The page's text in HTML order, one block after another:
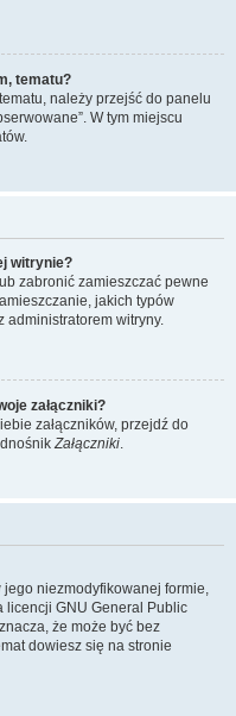
tematu?
należy przejść do panelu
W tym miejscu
witrynie?
zabronić zamieszczać pewne
jakich typów
administratorem witryny.
załączniki?
załączników, przejdź do
Załączniki.
niezmodyfikowanej formie,
licencji GNU General Public
że może być bez
dowiesz się na stronie